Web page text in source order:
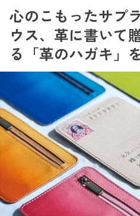
心のこもったサプ
ウス、革に書いて
る「革のハガキ」